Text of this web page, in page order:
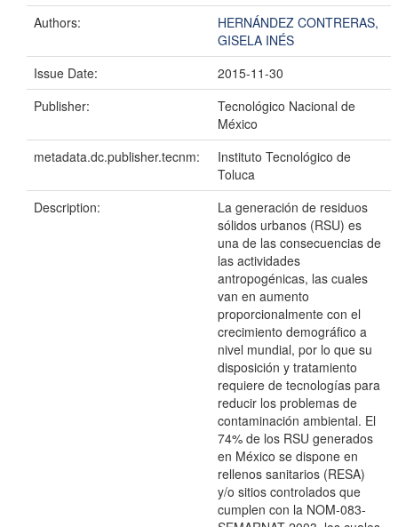
Authors:
HERNÁNDEZ CONTRERAS,
GISELA INÉS
Issue Date:
2015-11-30
Publisher:
Tecnológico Nacional de
México
metadata.dc.publisher.tecnm:
Instituto Tecnológico de
Toluca
Description:
La generación de residuos
sólidos urbanos (RSU) es
una de las consecuencias de
las actividades
antropogénicas, las cuales
van en aumento
proporcionalmente con el
crecimiento demográfico a
nivel mundial, por lo que su
disposición y tratamiento
requiere de tecnologías para
reducir los problemas de
contaminación ambiental. El
74% de los RSU generados
en México se dispone en
rellenos sanitarios (RESA)
y/o sitios controlados que
cumplen con la NOM-083-